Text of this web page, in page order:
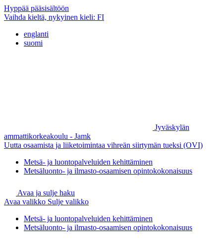
Hyppää pääsisältöön
Vaihda kieltä, nykyinen kieli: FI
englanti
suomi
Jyväskylän
ammattikorkeakoulu - Jamk
Uutta osaamista ja liiketoimintaa vihreän siirtymän tueksi (OVI)
Metsä- ja luontopalveluiden kehittäminen
Metsäluonto- ja ilmasto-osaamisen opintokokonaisuus
Avaa ja sulje haku
Avaa valikko Sulje valikko
Metsä- ja luontopalveluiden kehittäminen
Metsäluonto- ja ilmasto-osaamisen opintokokonaisuus